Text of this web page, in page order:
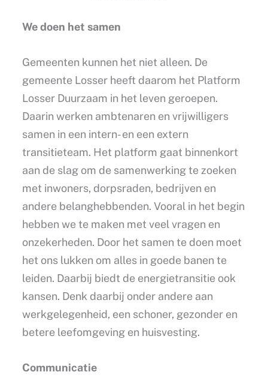
We doen het samen
Gemeenten kunnen het niet alleen. De
gemeente Losser heeft daarom het Platform
Losser Duurzaam in het leven geroepen.
Daarin werken ambtenaren en vrijwilligers
samen in een intern- en een extern
transitieteam. Het platform gaat binnenkort
aan de slag om de samenwerking te zoeken
met inwoners, dorpsraden, bedrijven en
andere belanghebbenden. Vooral in het begin
hebben we te maken met veel vragen en
onzekerheden. Door het samen te doen moet
het ons lukken om alles in goede banen te
leiden. Daarbij biedt de energietransitie ook
kansen. Denk daarbij onder andere aan
werkgelegenheid, een schoner, gezonder en
betere leefomgeving en huisvesting.
Communicatie